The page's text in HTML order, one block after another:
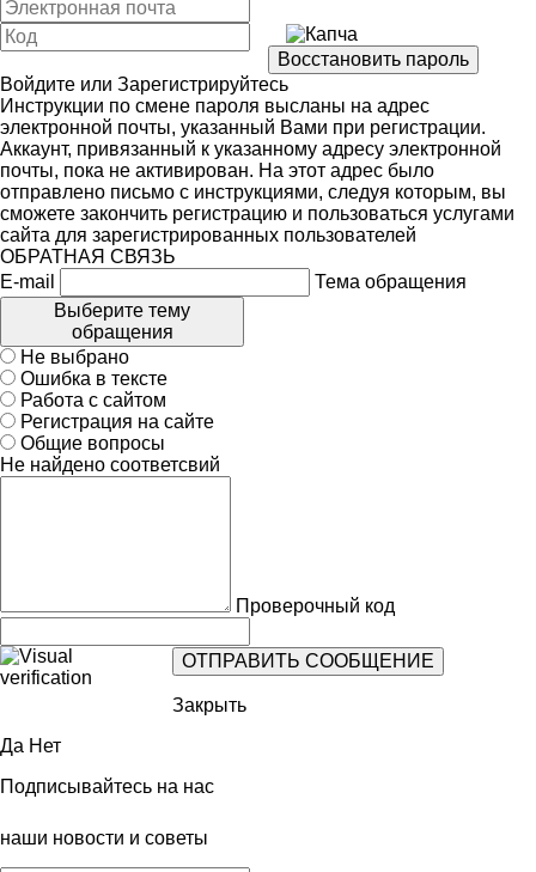
Войдите или Зарегистрируйтесь
Инструкции по смене пароля высланы на адрес
электронной почты, указанный Вами при регистрации.
Аккаунт, привязанный к указанному адресу электронной
почты, пока не активирован. На этот адрес было
отправлено письмо с инструкциями, следуя которым, вы
сможете закончить регистрацию и пользоваться услугами
сайта для зарегистрированных пользователей
ОБРАТНАЯ СВЯЗЬ
E-mail
Тема обращения
Выберите тему
обращения
Не выбрано
Ошибка в тексте
Работа с сайтом
Регистрация на сайте
Общие вопросы
Не найдено соответсвий
Проверочный код
Закрыть
Да Нет
Подписывайтесь на нас
наши новости и советы